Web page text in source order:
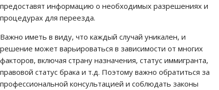
предоставят информацию о необходимых разрешениях и
процедурах для переезда.
Важно иметь в виду, что каждый случай уникален, и
решение может варьироваться в зависимости от многих
факторов, включая страну назначения, статус иммигранта,
правовой статус брака и т.д. Поэтому важно обратиться за
профессиональной консультацией и соблюдать законы